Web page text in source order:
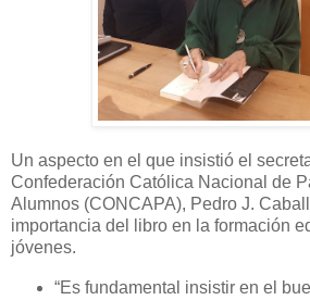
Un aspecto en el que insistió el
Confederación Católica Nacional de
Alumnos (CONCAPA), Pedro J.
importancia del libro en la formación
jóvenes.
“Es fundamental insistir en el